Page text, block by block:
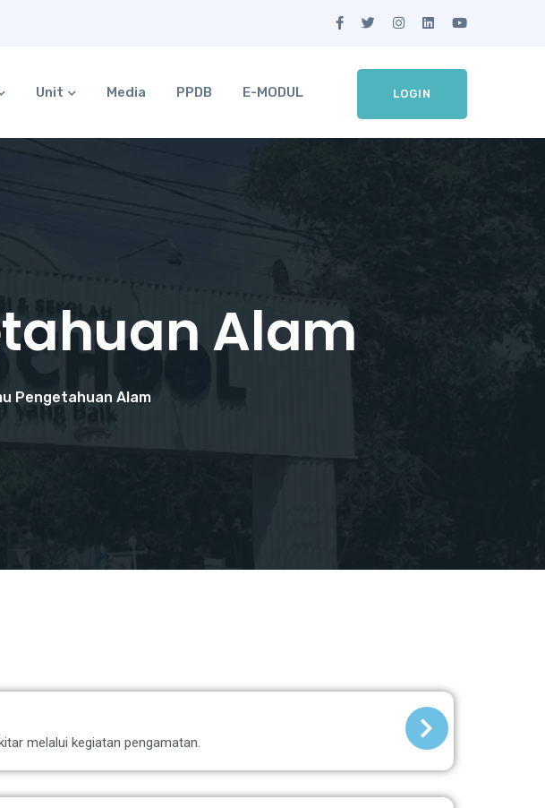
LOGIN
Unit Media PPDB E-MODUL
Alam
Pengetahuan Alam
melalui kegiatan pengamatan.